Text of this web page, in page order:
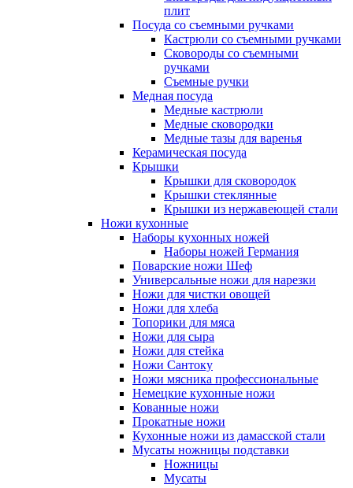
плит
Посуда со съемными ручками
Кастрюли со съемными ручками
Сковороды со съемными
ручками
Съемные ручки
Медная посуда
Медные кастрюли
Медные сковородки
Медные тазы для варенья
Керамическая посуда
Крышки
Крышки для сковородок
Крышки стеклянные
Крышки из нержавеющей стали
Ножи кухонные
Наборы кухонных ножей
Наборы ножей Германия
Поварские ножи Шеф
Универсальные ножи для нарезки
Ножи для чистки овощей
Ножи для хлеба
Топорики для мяса
Ножи для сыра
Ножи для стейка
Ножи Сантоку
Ножи мясника профессиональные
Немецкие кухонные ножи
Кованные ножи
Прокатные ножи
Кухонные ножи из дамасской стали
Мусаты ножницы подставки
Ножницы
Мусаты